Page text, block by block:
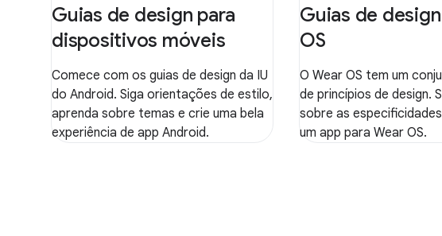
Guias de design para
dispositivos móveis
Comece com os guias de design da IU
do Android. Siga orientações de estilo,
aprenda sobre temas e crie uma bela
experiência de app Android.
Guias de
OS
O Wear OS tem um
de princípios de design.
sobre as
um app para Wear OS.